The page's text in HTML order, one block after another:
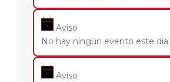
Aviso
No hay ningún evento este día.
Aviso